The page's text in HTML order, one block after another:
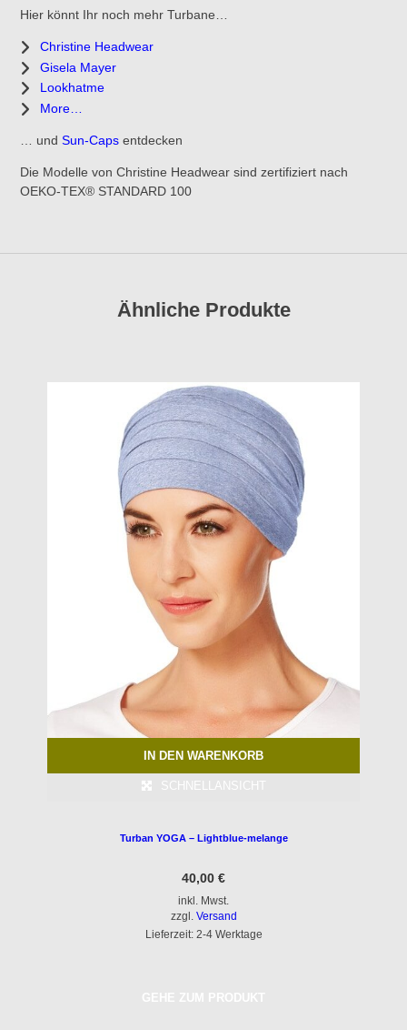
Hier könnt Ihr noch mehr Turbane…
Christine Headwear
Gisela Mayer
Lookhatme
More…
… undSun-Caps entdecken
Die Modelle von Christine Headwear sind zertifiziert nach
OEKO-TEX® STANDARD 100
Ähnliche Produkte
IN DEN WARENKORB
SCHNELLANSICHT
Turban YOGA – Lightblue-melange
40,00€
inkl. Mwst.
zzgl. Versand
Lieferzeit: 2-4 Werktage